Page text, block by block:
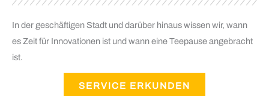
In der geschäftigen Stadt und darüber hinaus wissen wir, wann
es Zeit für Innovationen ist und wann eine Teepause angebracht
ist.
SERVICE ERKUNDEN